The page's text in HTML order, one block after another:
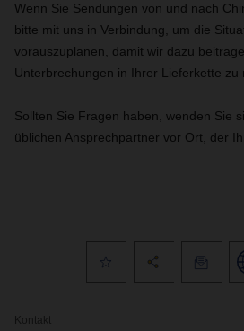
Wenn Sie Sendungen von und nach
bitte mit uns in Verbindung, um die
vorauszuplanen, damit wir dazu
Unterbrechungen in Ihrer Lieferkette zu
Sollten Sie Fragen haben, wenden Sie
üblichen Ansprechpartner vor Ort, der
Kontakt